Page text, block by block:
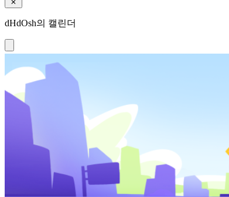
dHdOsh의 캘린더